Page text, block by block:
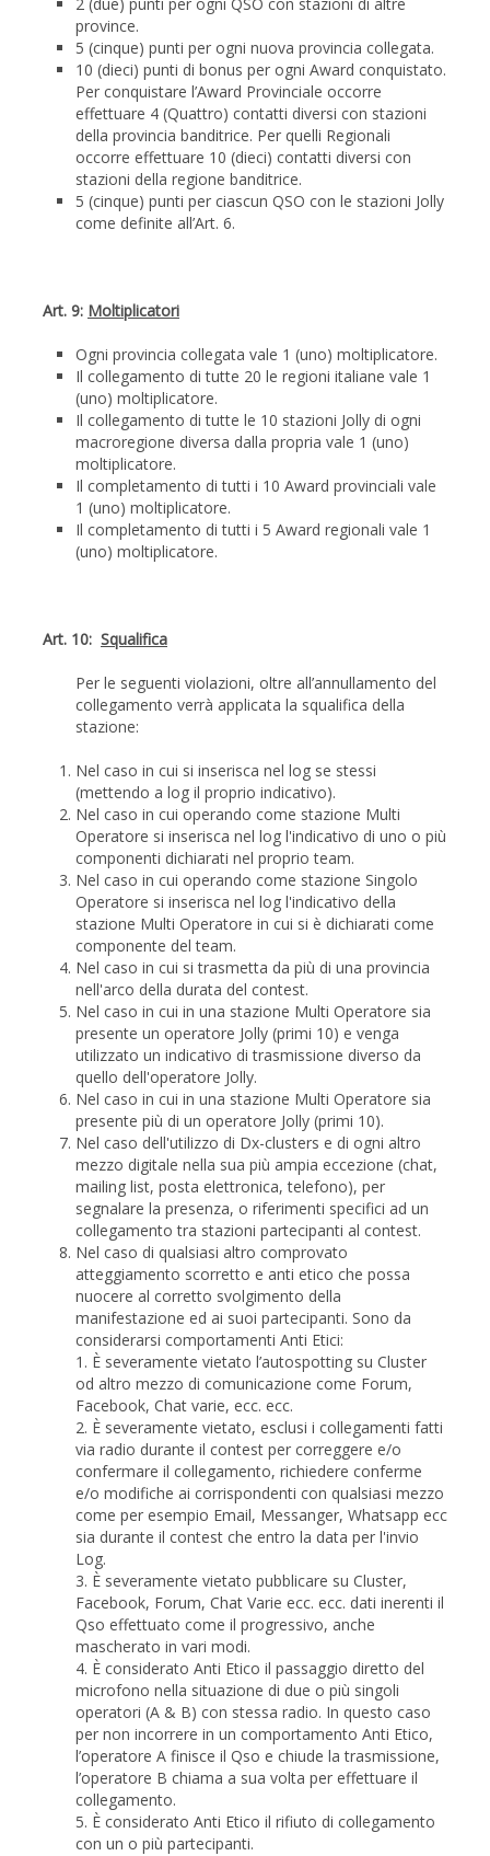
2 (due) punti per ogni QSO con stazioni di altre
province.
5 (cinque) punti per ogni nuova provincia collegata.
10 (dieci) punti di bonus per ogni Award conquistato.
Per conquistare l’Award Provinciale occorre
effettuare 4 (Quattro) contatti diversi con stazioni
della provincia banditrice. Per quelli Regionali
occorre effettuare 10 (dieci) contatti diversi con
stazioni della regione banditrice.
5 (cinque) punti per ciascun QSO con le stazioni Jolly
come definite all’Art. 6.
Art. 9: Moltiplicatori
Ogni provincia collegata vale 1 (uno) moltiplicatore.
Il collegamento di tutte 20 le regioni italiane vale 1
(uno) moltiplicatore.
Il collegamento di tutte le 10 stazioni Jolly di ogni
macroregione diversa dalla propria vale 1 (uno)
moltiplicatore.
Il completamento di tutti i 10 Award provinciali vale
1 (uno) moltiplicatore.
Il completamento di tutti i 5 Award regionali vale 1
(uno) moltiplicatore.
Art. 10: Squalifica
Per le seguenti violazioni, oltre all’annullamento del
collegamento verrà applicata la squalifica della
stazione:
Nel caso in cui si inserisca nel log se stessi
(mettendo a log il proprio indicativo).
Nel caso in cui operando come stazione Multi
Operatore si inserisca nel log l'indicativo di uno o più
componenti dichiarati nel proprio team.
Nel caso in cui operando come stazione Singolo
Operatore si inserisca nel log l'indicativo della
stazione Multi Operatore in cui si è dichiarati come
componente del team.
Nel caso in cui si trasmetta da più di una provincia
nell'arco della durata del contest.
Nel caso in cui in una stazione Multi Operatore sia
presente un operatore Jolly (primi 10) e venga
utilizzato un indicativo di trasmissione diverso da
quello dell'operatore Jolly.
Nel caso in cui in una stazione Multi Operatore sia
presente più di un operatore Jolly (primi 10).
Nel caso dell'utilizzo di Dx-clusters e di ogni altro
mezzo digitale nella sua più ampia eccezione (chat,
mailing list, posta elettronica, telefono), per
segnalare la presenza, o riferimenti specifici ad un
collegamento tra stazioni partecipanti al contest.
Nel caso di qualsiasi altro comprovato
atteggiamento scorretto e anti etico che possa
nuocere al corretto svolgimento della
manifestazione ed ai suoi partecipanti. Sono da
considerarsi comportamenti Anti Etici:
1. È severamente vietato l’autospotting su Cluster
od altro mezzo di comunicazione come Forum,
Facebook, Chat varie, ecc. ecc.
2. È severamente vietato, esclusi i collegamenti fatti
via radio durante il contest per correggere e/o
confermare il collegamento, richiedere conferme
e/o modifiche ai corrispondenti con qualsiasi mezzo
come per esempio Email, Messanger, Whatsapp ecc
sia durante il contest che entro la data per l'invio
Log.
3. È severamente vietato pubblicare su Cluster,
Facebook, Forum, Chat Varie ecc. ecc. dati inerenti il
Qso effettuato come il progressivo, anche
mascherato in vari modi.
4. È considerato Anti Etico il passaggio diretto del
microfono nella situazione di due o più singoli
operatori (A & B) con stessa radio. In questo caso
per non incorrere in un comportamento Anti Etico,
l’operatore A finisce il Qso e chiude la trasmissione,
l’operatore B chiama a sua volta per effettuare il
collegamento.
5. È considerato Anti Etico il rifiuto di collegamento
con un o più partecipanti.